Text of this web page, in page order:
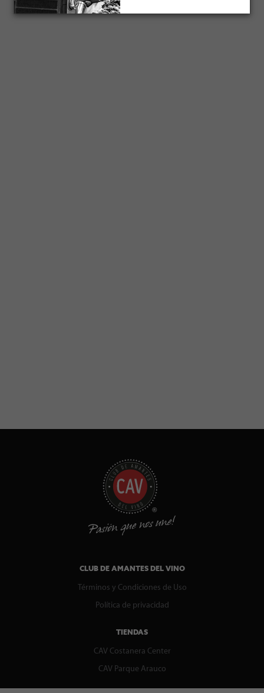
CLUB DE AMANTES DEL VINO
Términos y Condiciones de Uso
Política de privacidad
TIENDAS
CAV Costanera Center
CAV Parque Arauco